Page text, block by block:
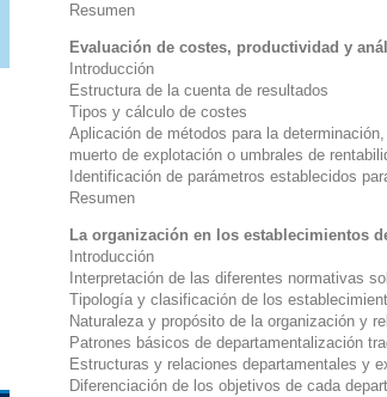
Resumen
Evaluación de costes, productividad y
Introducción
Estructura de la cuenta de resultados
Tipos y cálculo de costes
Aplicación de métodos para la
muerto de explotación o umbrales de
Identificación de parámetros establecidos
Resumen
La organización en los establecimientos
Introducción
Interpretación de las diferentes normativas
Tipología y clasificación de los
Naturaleza y propósito de la organización y
Patrones básicos de departamentalización
Estructuras y relaciones departamentales y
Diferenciación de los objetivos de cada